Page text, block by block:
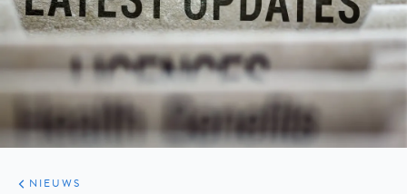
ARTIKELEN
HET
KORT
NIEUWS